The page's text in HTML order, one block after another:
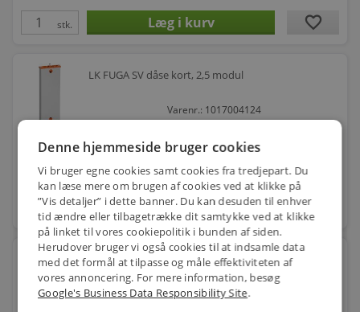
stk. favorite
LK FUGA SV dåse kort, 2,5 modul
Varenr.: 1017004124
74,00 kr.pr. stk.
stk. favorite
LK FUGA SV dåse lang, 4,5 modul
Varenr.: 1017004137
Denne hjemmeside bruger cookies
Vi bruger egne cookies samt cookies fra tredjepart. Du
kan læse mere om brugen af cookies ved at klikke på
”Vis detaljer” i dette banner. Du kan desuden til enhver
tid ændre eller tilbagetrække dit samtykke ved at klikke
på linket til vores cookiepolitik i bunden af siden.
Herudover bruger vi også cookies til at indsamle data
med det formål at tilpasse og måle effektiviteten af
vores annoncering. For mere information, besøg
Google's Business Data Responsibility Site.